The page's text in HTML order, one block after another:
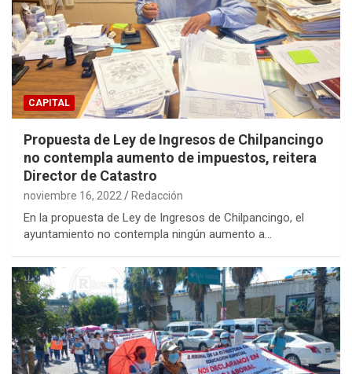
CAPITAL
Propuesta de Ley de Ingresos de Chilpancingo
no contempla aumento de impuestos, reitera
Director de Catastro
noviembre 16, 2022 Redacción
En la propuesta de Ley de Ingresos de Chilpancingo, el
ayuntamiento no contempla ningún aumento a…